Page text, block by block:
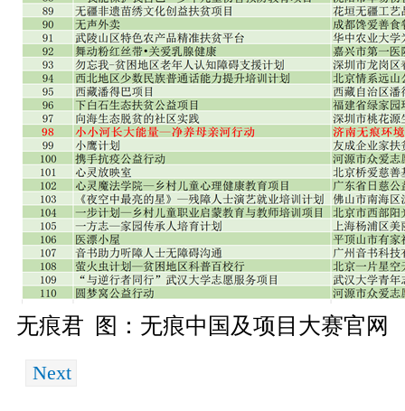
无痕君 图：无痕中国及项目大赛官网
Next